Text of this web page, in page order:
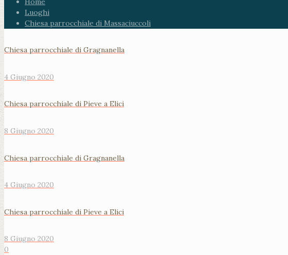
Luoghi
Chiesa parrocchiale di Massaciuccoli
Chiesa parrocchiale di Gragnanella
4 Giugno 2020
Chiesa parrocchiale di Pieve a Elici
8 Giugno 2020
Chiesa parrocchiale di Gragnanella
4 Giugno 2020
Chiesa parrocchiale di Pieve a Elici
8 Giugno 2020
0